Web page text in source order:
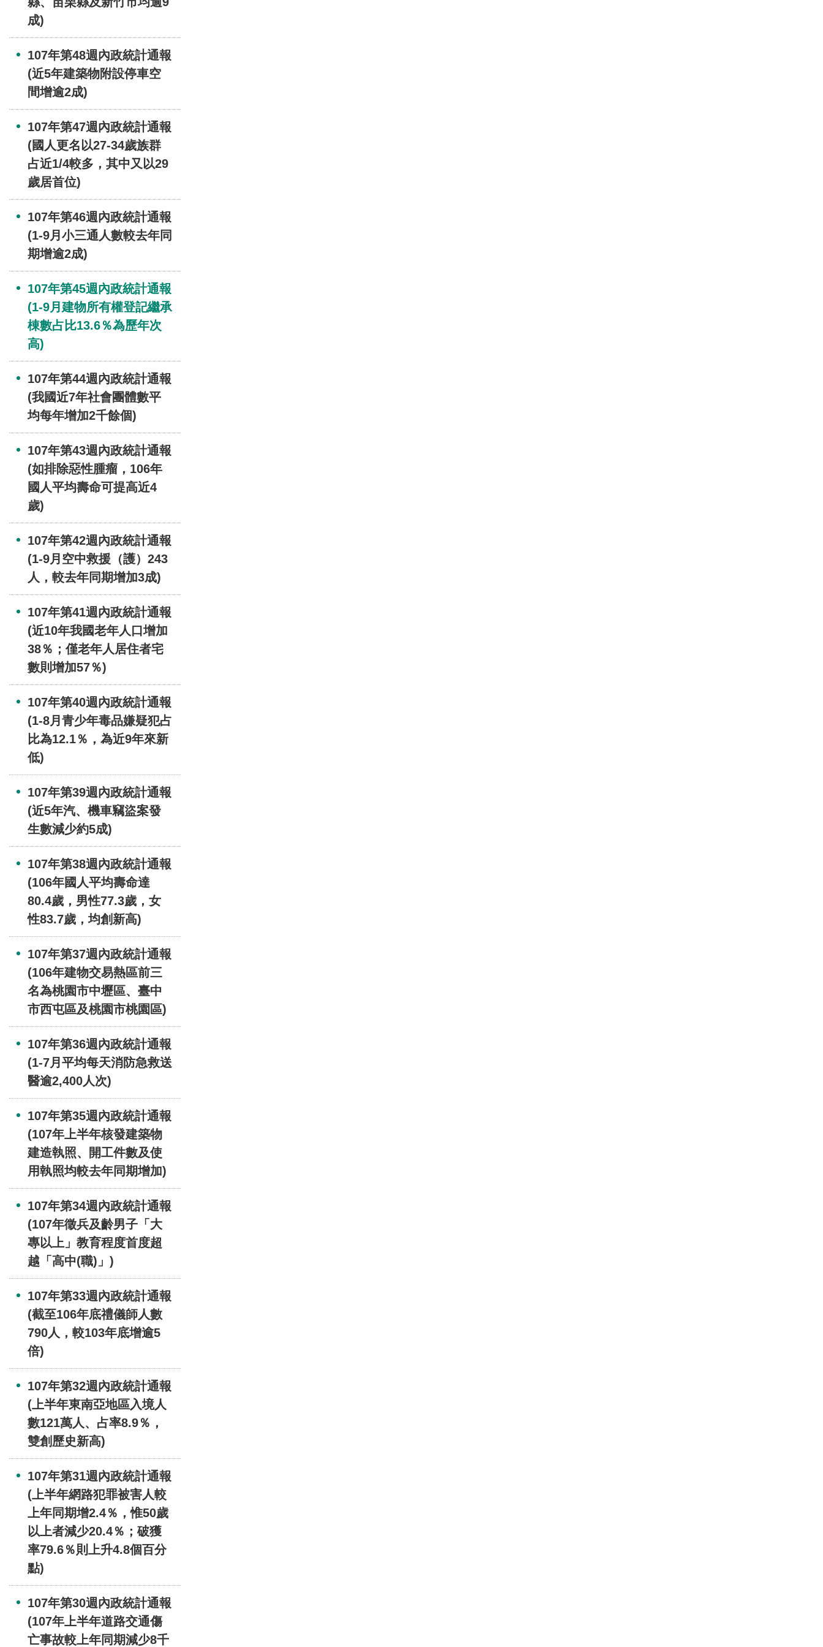
成)
107年第48週內政統計通報
(近5年建築物附設停車空
間增逾2成)
107年第47週內政統計通報
(國人更名以27-34歲族群
占近1/4較多，其中又以29
歲居首位)
107年第46週內政統計通報
(1-9月小三通人數較去年同
期增逾2成)
107年第45週內政統計通報
(1-9月建物所有權登記繼承
棟數占比13.6％為歷年次
高)
107年第44週內政統計通報
(我國近7年社會團體數平
均每年增加2千餘個)
107年第43週內政統計通報
(如排除惡性腫瘤，106年
國人平均壽命可提高近4
歲)
107年第42週內政統計通報
(1-9月空中救援（護）243
人，較去年同期增加3成)
107年第41週內政統計通報
(近10年我國老年人口增加
38％；僅老年人居住者宅
數則增加57％)
107年第40週內政統計通報
(1-8月青少年毒品嫌疑犯占
比為12.1％，為近9年來新
低)
107年第39週內政統計通報
(近5年汽、機車竊盜案發
生數減少約5成)
107年第38週內政統計通報
(106年國人平均壽命達
80.4歲，男性77.3歲，女
性83.7歲，均創新高)
107年第37週內政統計通報
(106年建物交易熱區前三
名為桃園市中壢區、臺中
市西屯區及桃園市桃園區)
107年第36週內政統計通報
(1-7月平均每天消防急救送
醫逾2,400人次)
107年第35週內政統計通報
(107年上半年核發建築物
建造執照、開工件數及使
用執照均較去年同期增加)
107年第34週內政統計通報
(107年徵兵及齡男子「大
專以上」教育程度首度超
越「高中(職)」)
107年第33週內政統計通報
(截至106年底禮儀師人數
790人，較103年底增逾5
倍)
107年第32週內政統計通報
(上半年東南亞地區入境人
數121萬人、占率8.9％，
雙創歷史新高)
107年第31週內政統計通報
(上半年網路犯罪被害人較
上年同期增2.4％，惟50歲
以上者減少20.4％；破獲
率79.6％則上升4.8個百分
點)
107年第30週內政統計通報
(107年上半年道路交通傷
亡事故較上年同期減少8千